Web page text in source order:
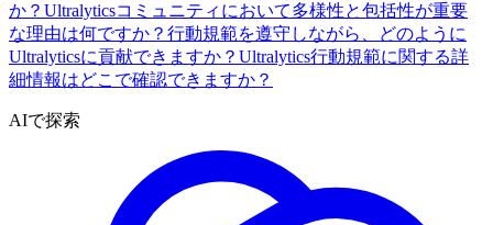
か？ Ultralyticsコミュニティにおいて多様性と包括性が重要
な理由は何ですか？ 行動規範を遵守しながら、どのように
Ultralyticsに貢献できますか？ Ultralytics行動規範に関する詳
細情報はどこで確認できますか？
AIで探索